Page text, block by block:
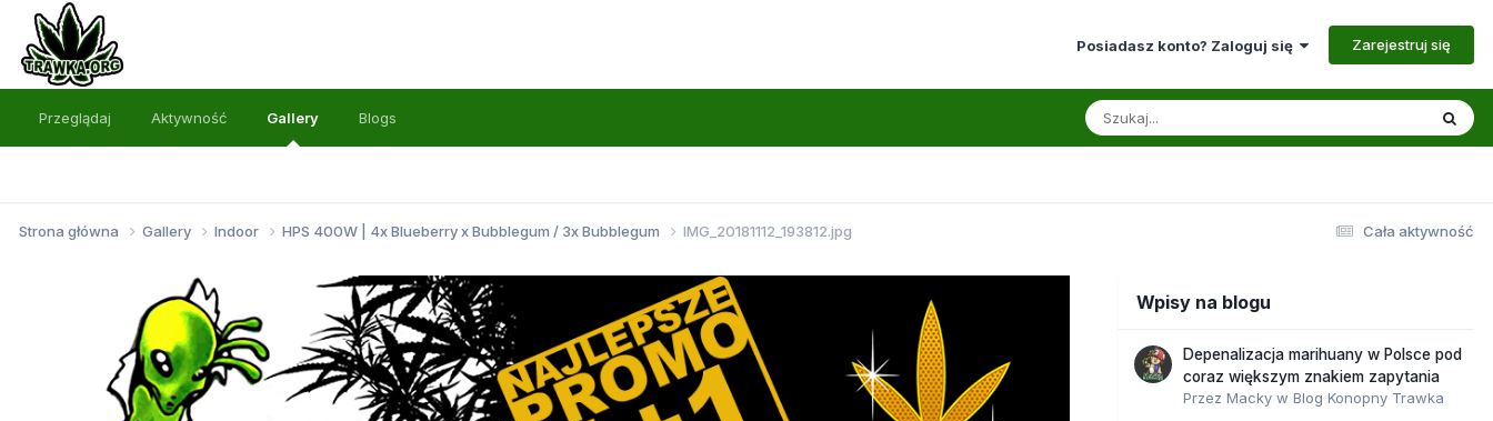
Posiadasz konto? Zaloguj się Zarejestruj się
Przeglądaj Aktywność Gallery Blogs
Cała aktywność
Strona główna Gallery Indoor HPS 400W | 4x Blueberry x Bubblegum / 3x Bubblegum IMG_20181112_193812.jpg
Wpisy na blogu
Depenalizacja marihuany w Polsce pod
coraz większym znakiem zapytania
Przez Macky w Blog Konopny Trawka